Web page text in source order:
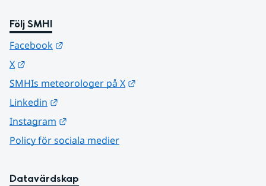
Följ SMHI
Facebook
X
SMHIs meteorologer på X
Linkedin
Instagram
Policy för sociala medier
Datavärdskap